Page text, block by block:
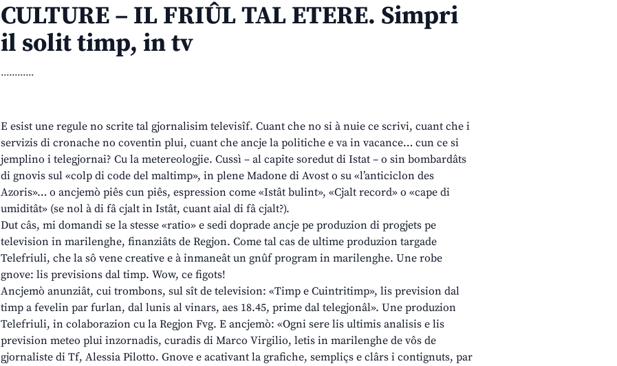
CULTURE – IL FRIÛL TAL ETERE. Simpri
il solit timp, in tv
............
E esist une regule no scrite tal gjornalisim televisîf. Cuant che no si à nuie ce scrivi, cuant che i
servizis di cronache no coventin plui, cuant che ancje la politiche e va in vacance… cun ce si
jemplino i telegjornai? Cu la metereologjie. Cussì – al capite soredut di Istat – o sin bombardâts
di gnovis sul «colp di code del maltimp», in plene Madone di Avost o su «l’anticiclon des
Azoris»… o ancjemò piês cun piês, espression come «Istât bulint», «Cjalt record» o «cape di
umiditât» (se nol à di fâ cjalt in Istât, cuant aial di fâ cjalt?).
Dut câs, mi domandi se la stesse «ratio» e sedi doprade ancje pe produzion di progjets pe
television in marilenghe, finanziâts de Regjon. Come tal cas de ultime produzion targade
Telefriuli, che la sô vene creative e à inmaneât un gnûf program in marilenghe. Une robe
gnove: lis previsions dal timp. Wow, ce figots!
Ancjemò anunziât, cui trombons, sul sît de television: «Timp e Cuintritimp», lis prevision dal
timp a fevelin par furlan, dal lunis al vinars, aes 18.45, prime dal telegjonâl». Une produzion
Telefriuli, in colaborazion cu la Regjon Fvg. E ancjemò: «Ogni sere lis ultimis analisis e lis
prevision meteo plui inzornadis, curadis di Marco Virgilio, letis in marilenghe de vôs de
gjornaliste di Tf, Alessia Pilotto. Gnove e acativant la grafiche, sempliçs e clârs i contignuts, par